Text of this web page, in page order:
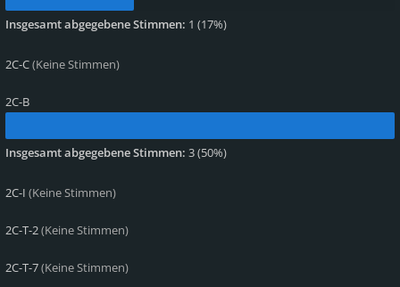
Insgesamt abgegebene Stimmen: 1 (17%)
2C-C(Keine Stimmen)
2C-B
Insgesamt abgegebene Stimmen: 3(50%)
2C-I (Keine Stimmen)
2C-T-2(Keine Stimmen)
2C-T-7(Keine Stimmen)